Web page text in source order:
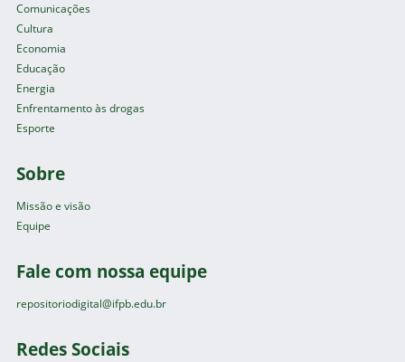
Comunicações
Cultura
Economia
Educação
Energia
Enfrentamento às drogas
Esporte
Sobre
Missão e visão
Equipe
Fale com nossa equipe
repositoriodigital@ifpb.edu.br
Redes Sociais